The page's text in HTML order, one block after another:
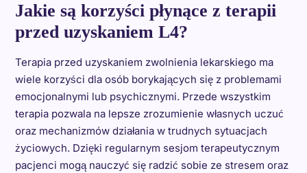
Jakie są korzyści płynące z terapii
przed uzyskaniem L4?
Terapia przed uzyskaniem zwolnienia lekarskiego ma
wiele korzyści dla osób borykających się z problemami
emocjonalnymi lub psychicznymi. Przede wszystkim
terapia pozwala na lepsze zrozumienie własnych uczuć
oraz mechanizmów działania w trudnych sytuacjach
życiowych. Dzięki regularnym sesjom terapeutycznym
pacjenci mogą nauczyć się radzić sobie ze stresem oraz